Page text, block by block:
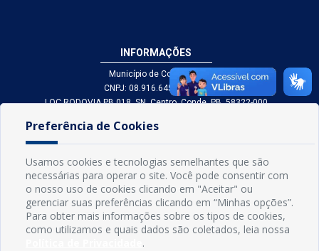
INFORMAÇÕES
Município de Conde - PB
CNPJ: 08.916.645/0001-80
LOC RODOVIA PB 018, SN, Centro, Conde, PB, 58322-000
gabinetedaprefeita@conde.pb.gov.br
Exp: Segunda a sexta, das 8h às 14h.
© Prefeitura Municipal do Conde | Desenvolvido porSogo Tecnologia
Preferência de Cookies
Usamos cookies e tecnologias semelhantes que são
necessárias para operar o site. Você pode consentir com
o nosso uso de cookies clicando em "Aceitar" ou
gerenciar suas preferências clicando em “Minhas opções”.
Para obter mais informações sobre os tipos de cookies,
como utilizamos e quais dados são coletados, leia nossa
.